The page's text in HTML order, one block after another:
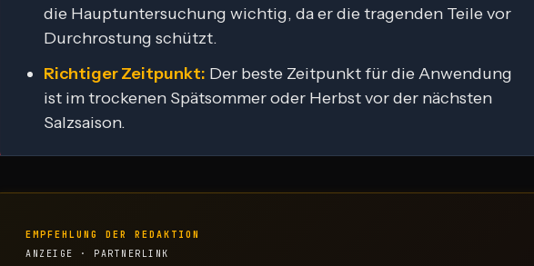
die Hauptuntersuchung wichtig, da er die tragenden Teile vor
Durchrostung schützt.
Richtiger Zeitpunkt: Der beste Zeitpunkt für die Anwendung
ist im trockenen Spätsommer oder Herbst vor der nächsten
Salzsaison.
EMPFEHLUNG DER REDAKTION
ANZEIGE · PARTNERLINK